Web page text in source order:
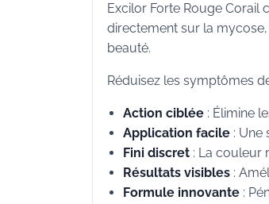
Excilor Forte Rouge
directement sur la
beauté.
Réduisez les symptômes
Action ciblée : Élimine
Application facile : Une
Fini discret : La couleur
Résultats visibles :
Formule innovante :